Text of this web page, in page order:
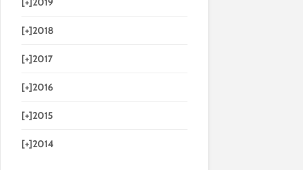
[+]2018
[+]2017
[+]2016
[+]2015
[+]2014